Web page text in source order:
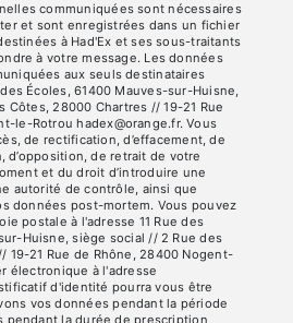
communiquées sont nécessaires
et sont enregistrées dans un fichier
à Had'Ex et ses sous-traitants
à votre message. Les données
aux seuls destinataires
Écoles, 61400 Mauves-sur-Huisne,
Côtes, 28000 Chartres // 19-21 Rue
le-Rotrou hadex@orange.fr. Vous
de rectification, d’effacement, de
de retrait de votre
et du droit d’introduire une
autorité de contrôle, ainsi que
données post-mortem. Vous pouvez
postale à l'adresse 11 Rue des
Huisne, siège social // 2 Rue des
19-21 Rue de Rhône, 28400 Nogent-
électronique à l'adresse
d'identité pourra vous être
vos données pendant la période
pendant la durée de prescription